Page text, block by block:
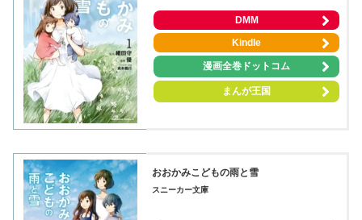
DMM
Kindle
漫画全巻ドットコム
まんが王国
おおかみこどもの雨と雪
スニーカー文庫